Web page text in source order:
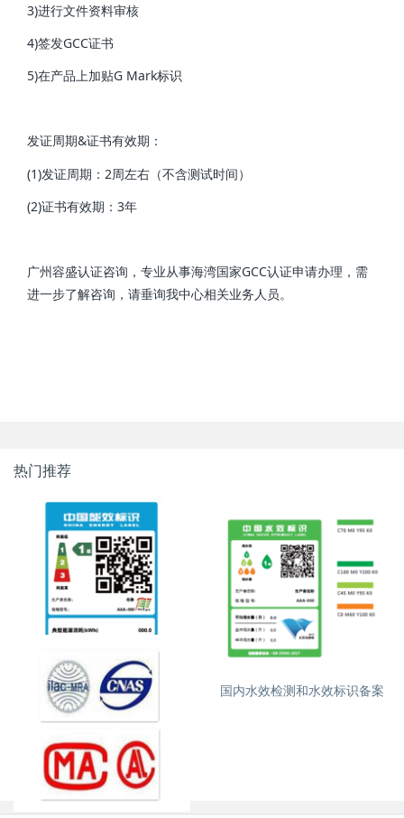
3)进行文件资料审核
4)签发GCC证书
5)在产品上加贴G Mark标识
发证周期&证书有效期：
(1)发证周期：2周左右（不含测试时间）
(2)证书有效期：3年
广州容盛认证咨询，专业从事海湾国家GCC认证申请办理，需
进一步了解咨询，请垂询我中心相关业务人员。
热门推荐
国内能效检测和能效标识备案 国内水效检测和水效标识备案